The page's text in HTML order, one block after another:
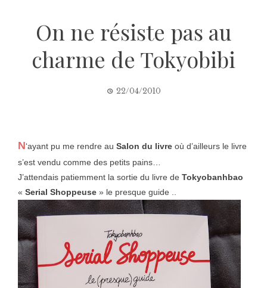
On ne résiste pas au
charme de Tokyobibi
22/04/2010
N‘ayant pu me rendre au Salon du livre où d’ailleurs le livre
s’est vendu comme des petits pains…
J’attendais patiemment la sortie du livre de Tokyobanhbao
« Serial Shoppeuse » le presque guide ..